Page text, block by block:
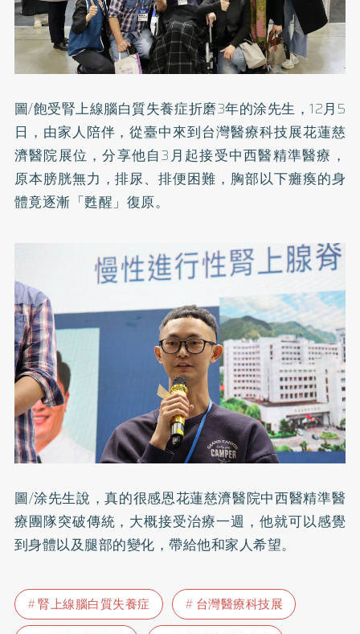
圖/飽受腎上線腦白質失養症折磨3年的涂先生，12月5
日，由家人陪伴，從臺中來到台灣醫療科技展花蓮慈
濟醫院展位，分享他自3月起接受中西醫精準醫療，
原本膀胱無力，排尿、排便困難，胸部以下癱瘓的身
體竟逐漸「甦醒」復原。
圖/涂先生說，真的很感恩花蓮慈濟醫院中西醫精準醫
療團隊突破傳統，大概接受治療一週，他就可以感覺
到身體以及腿部的變化，帶給他和家人希望。
腎上線腦白質失養症
台灣醫療科技展